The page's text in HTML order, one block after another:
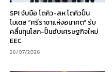
SPI จับมือ โตคิว-สห โตคิวปั้น
โมเดล “ศรีราชาแห่งอนาคต” รับ
คลื่นทุนโลก-ปั้นฮับเศรษฐกิจใหม่
EEC
26/07/2026